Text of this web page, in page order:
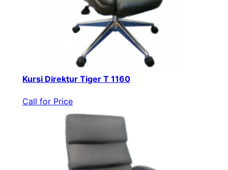
Kursi Direktur Tiger T 1160
Call for Price